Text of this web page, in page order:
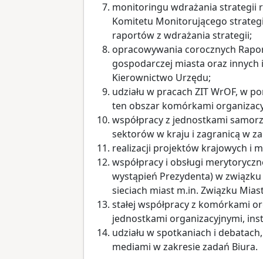
monitoringu wdrażania strategii
Komitetu Monitorującego
raportów z wdrażania strategii;
opracowywania corocznych
gospodarczej miasta oraz
Kierownictwo Urzędu;
udziału w pracach ZIT WrOF, w
ten obszar komórkami
współpracy z jednostkami
sektorów w kraju i zagranicą w
realizacji projektów krajowych i
współpracy i obsługi
wystąpień Prezydenta) w
sieciach miast m.in. Związku
stałej współpracy z komórkami
jednostkami organizacyjnymi,
udziału w spotkaniach i
mediami w zakresie zadań Biura.